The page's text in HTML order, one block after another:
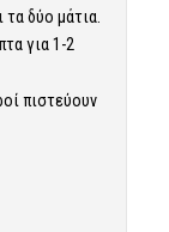
δύο μάτια.
για 1-2
πιστεύουν